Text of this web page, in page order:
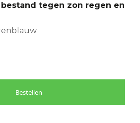
bestand tegen zon regen en
Bestellen